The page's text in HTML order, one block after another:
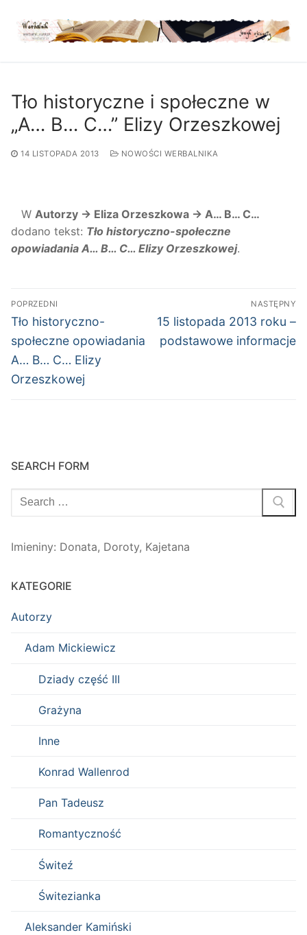
treści
Tło historyczne i społeczne w
„A… B… C…” Elizy Orzeszkowej
14 LISTOPADA 2013 NOWOŚCI WERBALNIKA
W Autorzy → Eliza Orzeszkowa → A… B… C…
dodano tekst: Tło historyczno-społeczne
opowiadania A… B… C… Elizy Orzeszkowej.
Nawigacja
wpisu
POPRZEDNI
Poprzedni
wpis:
Tło historyczno-
społeczne opowiadania
A… B… C… Elizy
Orzeszkowej
NASTĘPNY
Następny
wpis:
15 listopada 2013 roku –
podstawowe informacje
SEARCH FORM
Szukaj:
Imieniny: Donata, Doroty, Kajetana
KATEGORIE
Autorzy
Adam Mickiewicz
Dziady część III
Grażyna
Inne
Konrad Wallenrod
Pan Tadeusz
Romantyczność
Świteź
Świtezianka
Aleksander Kamiński